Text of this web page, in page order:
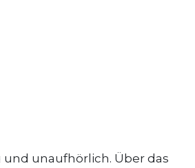
unaufhörlich. Über das